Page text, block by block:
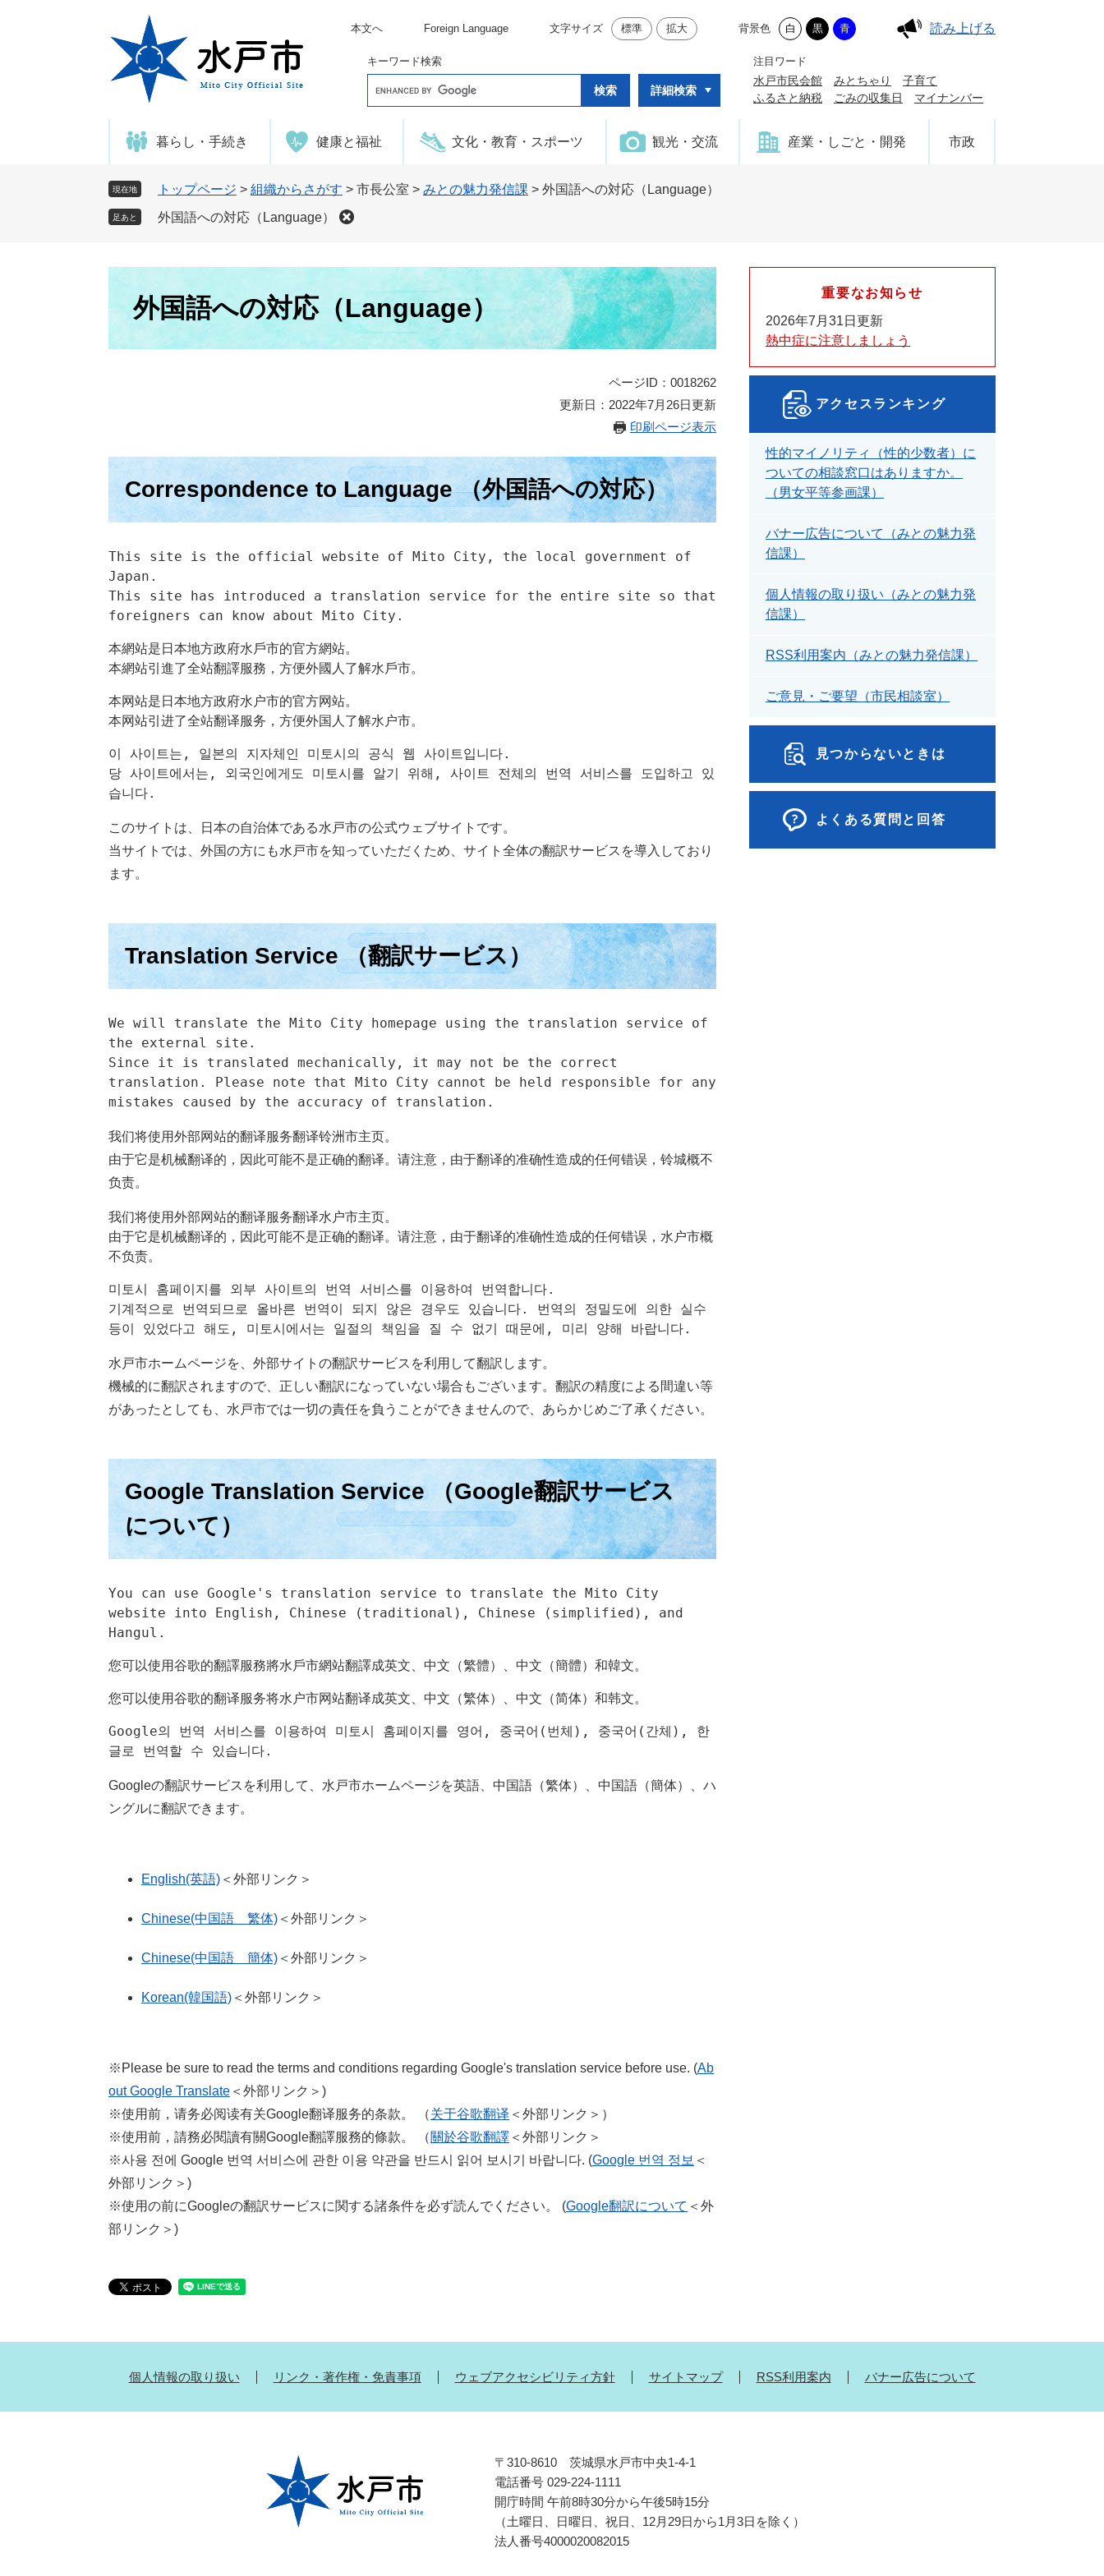
本文へ Foreign Language 文字サイズ 標準 拡大 背景色 白 黒 青 読み上げる
キーワード検索
o
e
タ
ム
詳細検索
注目ワード
水戸市民会館 みとちゃり
子育て
ふるさと納税
ごみの収集日 マイナンバー
暮らし・手続き 健康と福祉 文化・教育・スポーツ 観光・交流 産業・しごと・開発 市政
現在地 トップページ > 組織からさがす > 市長公室 > みとの魅力発信課 > 外国語への対応（Language）
足あと 外国語への対応（Language）
外国語への対応（Language）
ページID：0018262
更新日：2022年7月26日更新
印刷ページ表示
Correspondence to Language （外国語への対応）
This site is the official website of Mito City, the local government of
Japan.
This site has introduced a translation service for the entire site so that
foreigners can know about Mito City.
本網站是日本地方政府水戶市的官方網站。
本網站引進了全站翻譯服務，方便外國人了解水戶市。
本网站是日本地方政府水户市的官方网站。
本网站引进了全站翻译服务，方便外国人了解水户市。
이 사이트는, 일본의 지자체인 미토시의 공식 웹 사이트입니다.
당 사이트에서는, 외국인에게도 미토시를 알기 위해, 사이트 전체의 번역 서비스를 도입하고 있
습니다.
このサイトは、日本の自治体である水戸市の公式ウェブサイトです。
当サイトでは、外国の方にも水戸市を知っていただくため、サイト全体の翻訳サービスを導入しており
ます。
Translation Service （翻訳サービス）
We will translate the Mito City homepage using the translation service of
the external site.
Since it is translated mechanically, it may not be the correct
translation. Please note that Mito City cannot be held responsible for any
mistakes caused by the accuracy of translation.
我们将使用外部网站的翻译服务翻译铃洲市主页。
由于它是机械翻译的，因此可能不是正确的翻译。请注意，由于翻译的准确性造成的任何错误，铃城概不
负责。
我们将使用外部网站的翻译服务翻译水户市主页。
由于它是机械翻译的，因此可能不是正确的翻译。请注意，由于翻译的准确性造成的任何错误，水户市概
不负责。
미토시 홈페이지를 외부 사이트의 번역 서비스를 이용하여 번역합니다.
기계적으로 번역되므로 올바른 번역이 되지 않은 경우도 있습니다. 번역의 정밀도에 의한 실수
등이 있었다고 해도, 미토시에서는 일절의 책임을 질 수 없기 때문에, 미리 양해 바랍니다.
水戸市ホームページを、外部サイトの翻訳サービスを利用して翻訳します。
機械的に翻訳されますので、正しい翻訳になっていない場合もございます。翻訳の精度による間違い等
があったとしても、水戸市では一切の責任を負うことができませんので、あらかじめご了承ください。
Google Translation Service （Google翻訳サービス
について）
You can use Google's translation service to translate the Mito City
website into English, Chinese (traditional), Chinese (simplified), and
Hangul.
您可以使用谷歌的翻譯服務將水戶市網站翻譯成英文、中文（繁體）、中文（簡體）和韓文。
您可以使用谷歌的翻译服务将水户市网站翻译成英文、中文（繁体）、中文（简体）和韩文。
Google의 번역 서비스를 이용하여 미토시 홈페이지를 영어, 중국어(번체), 중국어(간체), 한
글로 번역할 수 있습니다.
Googleの翻訳サービスを利用して、水戸市ホームページを英語、中国語（繁体）、中国語（簡体）、ハ
ングルに翻訳できます。
English(英語) ＜外部リンク＞
Chinese(中国語 繁体) ＜外部リンク＞
Chinese(中国語 簡体) ＜外部リンク＞
Korean(韓国語) ＜外部リンク＞
※Please be sure to read the terms and conditions regarding Google's translation service before use. (Ab
out Google Translate ＜外部リンク＞ )
※使用前，请务必阅读有关Google翻译服务的条款。 （关于谷歌翻译 ＜外部リンク＞ ）
※使用前，請務必閱讀有關Google翻譯服務的條款。 （關於谷歌翻譯 ＜外部リンク＞
※사용 전에 Google 번역 서비스에 관한 이용 약관을 반드시 읽어 보시기 바랍니다. (Google 번역 정보 ＜
外部リンク＞ )
※使用の前にGoogleの翻訳サービスに関する諸条件を必ず読んでください。 (Google翻訳について ＜外
部リンク＞ )
重要なお知らせ
2026年7月31日更新
熱中症に注意しましょう
アクセスランキング
性的マイノリティ（性的少数者）に
ついての相談窓口はありますか。
（男女平等参画課）
バナー広告について（みとの魅力発
信課）
個人情報の取り扱い（みとの魅力発
信課）
RSS利用案内（みとの魅力発信課）
ご意見・ご要望（市民相談室）
見つからないときは
よくある質問と回答
個人情報の取り扱い リンク・著作権・免責事項 ウェブアクセシビリティ方針 サイトマップ RSS利用案内 バナー広告について
〒310-8610 茨城県水戸市中央1-4-1
電話番号 029-224-1111
開庁時間 午前8時30分から午後5時15分
（土曜日、日曜日、祝日、12月29日から1月3日を除く）
法人番号4000020082015